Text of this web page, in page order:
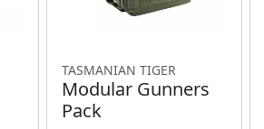
TASMANIAN TIGER
Modular Gunners
Pack